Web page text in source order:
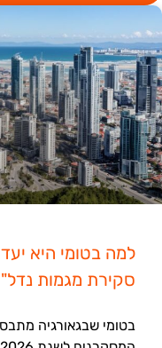
סקירת מגמות
בטומי שבגאורגיה